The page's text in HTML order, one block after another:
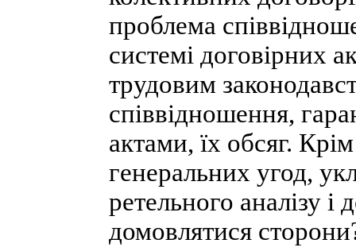
проблема
системі договірних
трудовим
співвідношення,
актами, їх обсяг.
генеральних угод,
ретельного аналізу
домовлятися